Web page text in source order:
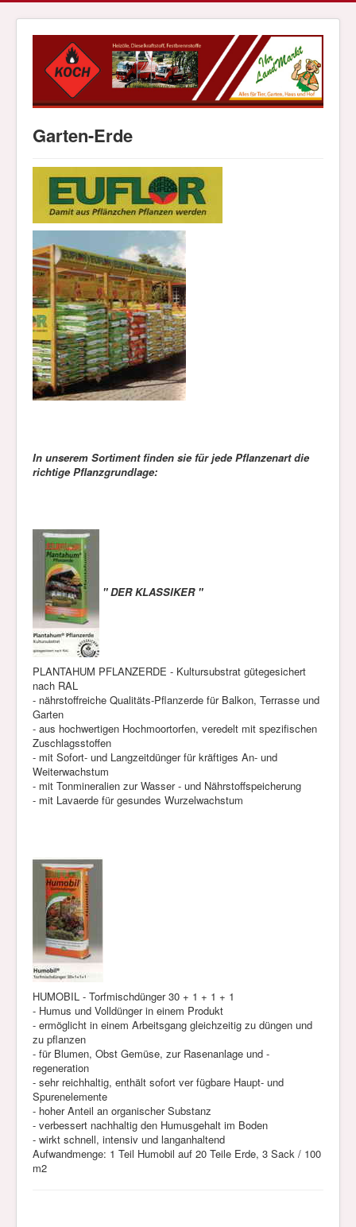
Garten-Erde
In unserem Sortiment finden sie für jede Pflanzenart die
richtige Pflanzgrundlage:
" DER KLASSIKER "
PLANTAHUM PFLANZERDE - Kultursubstrat gütegesichert
nach RAL
- nährstoffreiche Qualitäts-Pflanzerde für Balkon, Terrasse und
Garten
- aus hochwertigen Hochmoortorfen, veredelt mit spezifischen
Zuschlagsstoffen
- mit Sofort- und Langzeitdünger für kräftiges An- und
Weiterwachstum
- mit Tonmineralien zur Wasser - und Nährstoffspeicherung
- mit Lavaerde für gesundes Wurzelwachstum
HUMOBIL - Torfmischdünger 30 + 1 + 1 + 1
- Humus und Volldünger in einem Produkt
- ermöglicht in einem Arbeitsgang gleichzeitig zu düngen und
zu pflanzen
- für Blumen, Obst Gemüse, zur Rasenanlage und -
regeneration
- sehr reichhaltig, enthält sofort verfügbare Haupt- und
Spurenelemente
- hoher Anteil an organischer Substanz
- verbessert nachhaltig den Humusgehalt im Boden
- wirkt schnell, intensiv und langanhaltend
Aufwandmenge: 1 Teil Humobil auf 20 Teile Erde, 3 Sack / 100
m2